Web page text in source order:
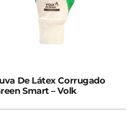
De Látex Corrugado
Smart – Volk